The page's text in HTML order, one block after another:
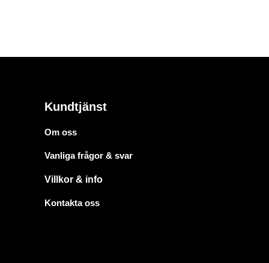
Kundtjänst
Om oss
Vanliga frågor & svar
Villkor & info
Kontakta oss